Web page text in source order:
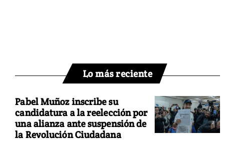
Lo más reciente
Pabel Muñoz inscribe su
candidatura a la reelección por
una alianza ante suspensión de
la Revolución Ciudadana